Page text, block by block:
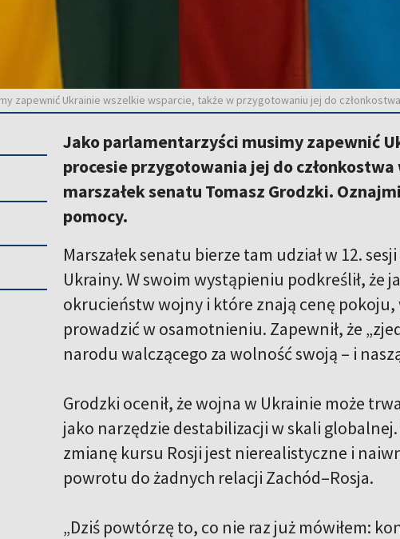
zapewnić Ukrainie wszelkie wsparcie, także w przygotowaniu jej do
Jako parlamentarzyści musimy zapewnić
procesie przygotowania jej do
marszałek senatu Tomasz Grodzki.
pomocy.
Marszałek senatu bierze tam udział w 12.
Ukrainy. W swoim wystąpieniu podkreślił,
okrucieństw wojny i które znają cenę
prowadzić w osamotnieniu. Zapewnił, że
narodu walczącego za wolność swoją – i
Grodzki ocenił, że wojna w Ukrainie może
jako narzędzie destabilizacji w skali
zmianę kursu Rosji jest nierealistyczne i
powrotu do żadnych relacji Zachód–Rosja.
„Dziś powtórzę to, co nie raz już mówiłem: